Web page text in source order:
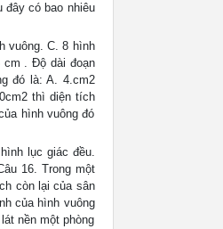
đây có bao nhiêu
vuông. C. 8 hình
cm . Độ dài đoạn
đó là: A. 4.cm2
thì diện tích
hình vuông đó
lục giác đều.
16. Trong một
còn lại của sân
của hình vuông
nền một phòng